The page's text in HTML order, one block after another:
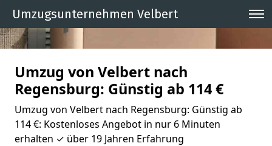
Umzugsunternehmen Velbert
Umzug von Velbert nach
Regensburg: Günstig ab 114 €
Umzug von Velbert nach Regensburg: Günstig ab
114 €: Kostenloses Angebot in nur 6 Minuten
erhalten ✓ über 19 Jahren Erfahrung